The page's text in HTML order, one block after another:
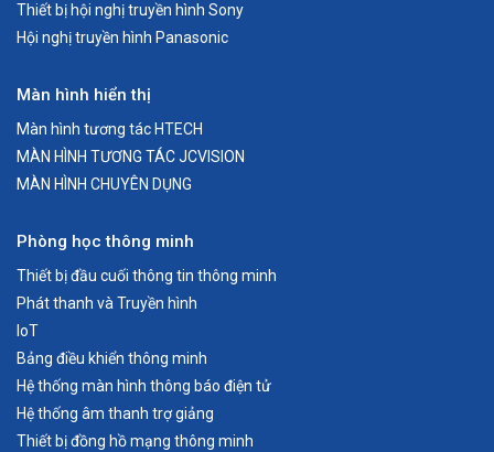
Thiết bị hội nghị truyền hình Sony
Hội nghị truyền hình Panasonic
Màn hình hiển thị
Màn hình tương tác HTECH
MÀN HÌNH TƯƠNG TÁC JCVISION
MÀN HÌNH CHUYÊN DỤNG
Phòng học thông minh
Thiết bị đầu cuối thông tin thông minh
Phát thanh và Truyền hình
IoT
Bảng điều khiển thông minh
Hệ thống màn hình thông báo điện tử
Hệ thống âm thanh trợ giảng
Thiết bị đồng hồ mạng thông minh